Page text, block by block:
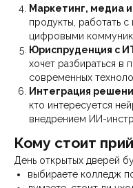
Маркетинг, медиа и
продукты, работать
цифровыми
Юриспруденция с
хочет разбираться в
современных
Интеграция
кто интересуется
внедрением ИИ-
Кому стоит
День открытых дверей
выбираете колледж